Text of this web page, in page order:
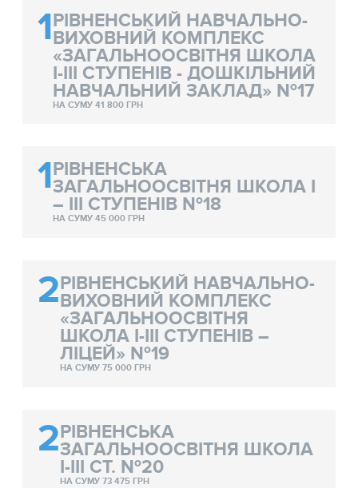
1РІВНЕНСЬКИЙ НАВЧАЛЬНО-
ВИХОВНИЙ КОМПЛЕКС
«ЗАГАЛЬНООСВІТНЯ ШКОЛА
І-ІІІ СТУПЕНІВ - ДОШКІЛЬНИЙ
НАВЧАЛЬНИЙ ЗАКЛАД» №17
НА СУМУ 41 800 ГРН
1РІВНЕНСЬКА
ЗАГАЛЬНООСВІТНЯ ШКОЛА І
– ІІІ СТУПЕНІВ №18
НА СУМУ 45 000 ГРН
2РІВНЕНСЬКИЙ НАВЧАЛЬНО-
ВИХОВНИЙ КОМПЛЕКС
«ЗАГАЛЬНООСВІТНЯ
ШКОЛА І-ІІІ СТУПЕНІВ –
ЛІЦЕЙ» №19
НА СУМУ 75 000 ГРН
2РІВНЕНСЬКА
ЗАГАЛЬНООСВІТНЯ ШКОЛА
І-ІІІ СТ. №20
НА СУМУ 73 475 ГРН